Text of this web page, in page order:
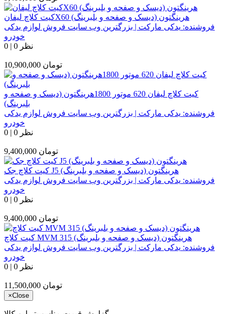
کیت کلاچ لیفانX60 هرینگتون (دیسک و صفحه و بلبرینگ)
فروشنده: یدکی مارکت | بزرگترین وب سایت فروش لوازم یدکی
خودرو
0 | 0 نظر
10,900,000 تومان
کیت کلاچ لیفان 620 موتور 1800هرینگتون (دیسک و صفحه و
بلبرینگ)
فروشنده: یدکی مارکت | بزرگترین وب سایت فروش لوازم یدکی
خودرو
0 | 0 نظر
9,400,000 تومان
کیت کلاچ جک J5 هرینگتون (دیسک و صفحه و بلبرینگ)
فروشنده: یدکی مارکت | بزرگترین وب سایت فروش لوازم یدکی
خودرو
0 | 0 نظر
9,400,000 تومان
کیت کلاچ MVM 315 هرینگتون (دیسک و صفحه و بلبرینگ)
فروشنده: یدکی مارکت | بزرگترین وب سایت فروش لوازم یدکی
خودرو
0 | 0 نظر
11,500,000 تومان
×Close